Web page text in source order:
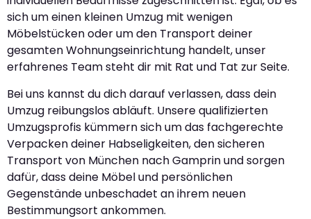
sich um einen kleinen Umzug mit wenigen
Möbelstücken oder um den Transport deiner
gesamten Wohnungseinrichtung handelt, unser
erfahrenes Team steht dir mit Rat und Tat zur Seite.
Bei uns kannst du dich darauf verlassen, dass dein
Umzug reibungslos abläuft. Unsere qualifizierten
Umzugsprofis kümmern sich um das fachgerechte
Verpacken deiner Habseligkeiten, den sicheren
Transport von München nach Gamprin und sorgen
dafür, dass deine Möbel und persönlichen
Gegenstände unbeschadet an ihrem neuen
Bestimmungsort ankommen.